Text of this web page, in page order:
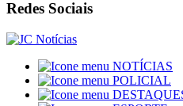
Redes Sociais
NOTÍCIAS
POLICIAL